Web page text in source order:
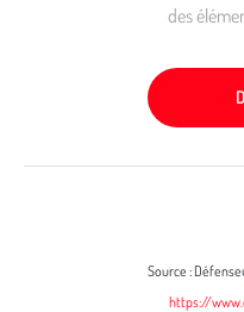
des
Source :
https://